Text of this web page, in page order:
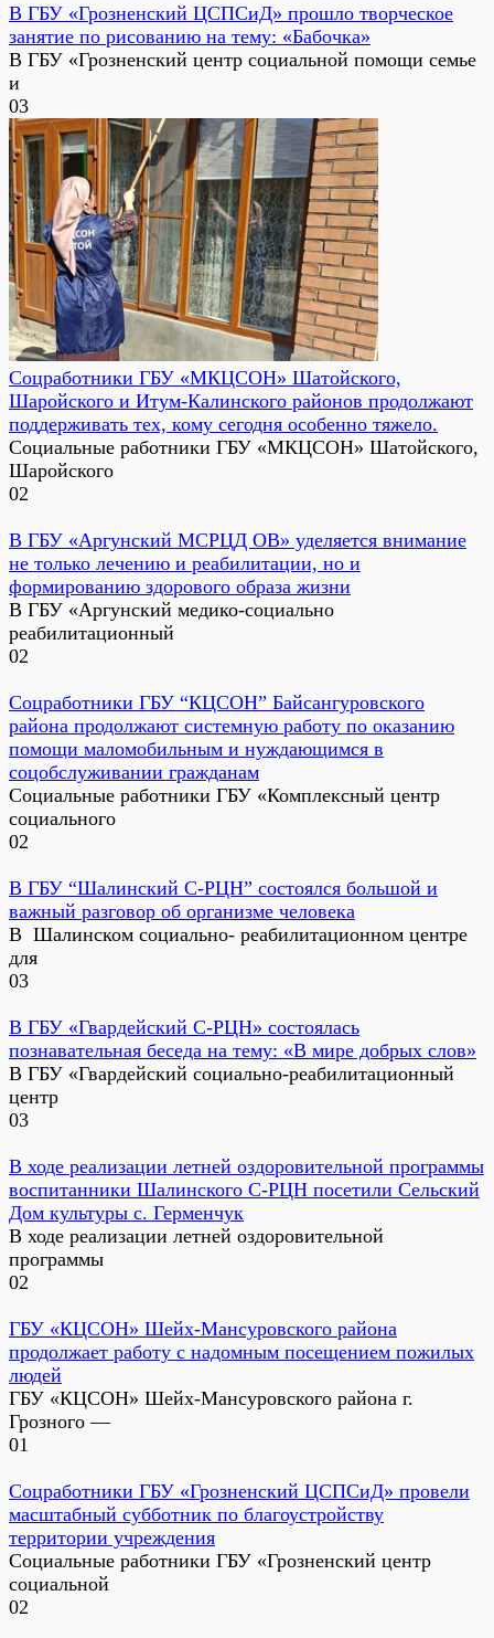
В ГБУ «Грозненский ЦСПСиД» прошло творческое
занятие по рисованию на тему: «Бабочка»
В ГБУ «Грозненский центр социальной помощи семье
и
03
Соцработники ГБУ «МКЦСОН» Шатойского,
Шаройского и Итум-Калинского районов продолжают
поддерживать тех, кому сегодня особенно тяжело.
Социальные работники ГБУ «МКЦСОН» Шатойского,
Шаройского
02
В ГБУ «Аргунский МСРЦД ОВ» уделяется внимание
не только лечению и реабилитации, но и
формированию здорового образа жизни
В ГБУ «Аргунский медико-социально
реабилитационный
02
Соцработники ГБУ “КЦСОН” Байсангуровского
района продолжают системную работу по оказанию
помощи маломобильным и нуждающимся в
соцобслуживании гражданам
Социальные работники ГБУ «Комплексный центр
социального
02
В ГБУ “Шалинский С-РЦН” состоялся большой и
важный разговор об организме человека
В Шалинском социально- реабилитационном центре
для
03
В ГБУ «Гвардейский С-РЦН» состоялась
познавательная беседа на тему: «В мире добрых слов»
В ГБУ «Гвардейский социально-реабилитационный
центр
03
В ходе реализации летней оздоровительной программы
воспитанники Шалинского С-РЦН посетили Сельский
Дом культуры с. Герменчук
В ходе реализации летней оздоровительной
программы
02
ГБУ «КЦСОН» Шейх-Мансуровского района
продолжает работу с надомным посещением пожилых
людей
ГБУ «КЦСОН» Шейх-Мансуровского района г.
Грозного —
01
Соцработники ГБУ «Грозненский ЦСПСиД» провели
масштабный субботник по благоустройству
территории учреждения
Социальные работники ГБУ «Грозненский центр
социальной
02